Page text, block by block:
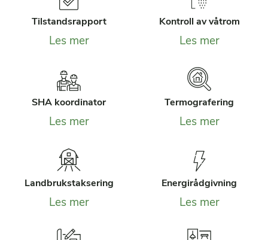
Tilstandsrapport
Les mer
Kontroll av våtrom
Les mer
SHA koordinator
Les mer
Termografering
Les mer
Landbrukstaksering
Les mer
Energirådgivning
Les mer